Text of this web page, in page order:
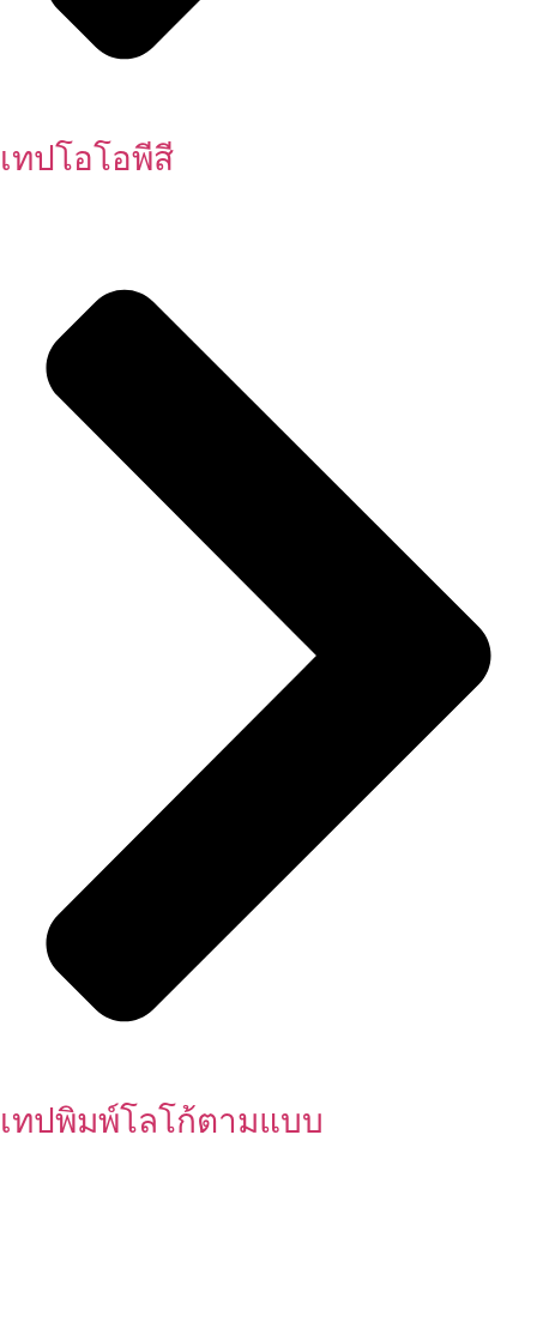
เทปโอโอพีสี
เทปพิมพ์โลโก้ตามแบบ